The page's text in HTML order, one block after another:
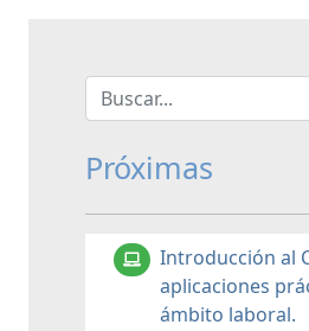
Próximas
Introducción al
aplicaciones
ámbito laboral.